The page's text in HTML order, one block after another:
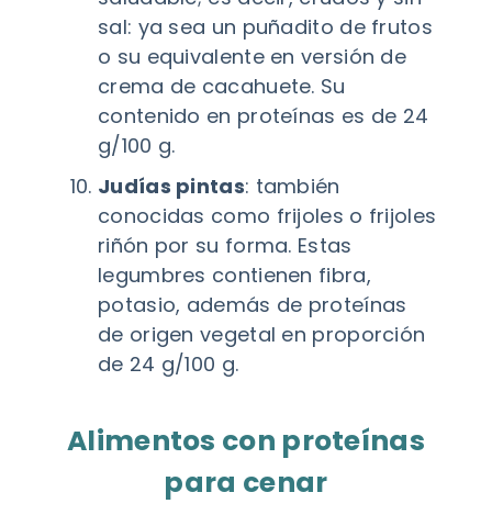
sal: ya sea un puñadito de frutos
o su equivalente en versión de
crema de cacahuete. Su
contenido en proteínas es de 24
g/100 g.
Judías pintas: también
conocidas como frijoles o frijoles
riñón por su forma. Estas
legumbres contienen fibra,
potasio, además de proteínas
de origen vegetal en proporción
de 24 g/100 g.
Alimentos con proteínas
para cenar